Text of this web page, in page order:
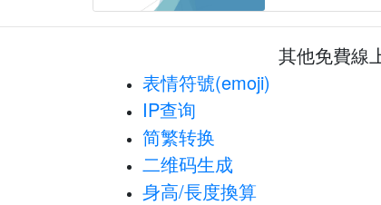
其他免費線
表情符號(emoji)
IP查询
简繁转换
二维码生成
身高/長度換算